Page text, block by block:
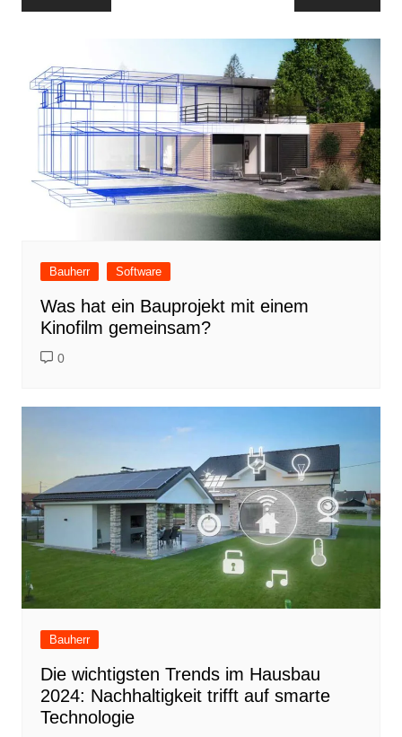
Bauherr Software
Was hat ein Bauprojekt mit einem
Kinofilm gemeinsam?
0
Bauherr
Die wichtigsten Trends im Hausbau
2024: Nachhaltigkeit trifft auf smarte
Technologie